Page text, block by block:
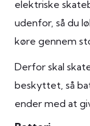
elektriske
udenfor, så du
køre gennem
Derfor skal
beskyttet, så
ender med at